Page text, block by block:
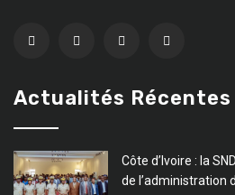
Actualités Récentes
Côte d’Ivoire : la
de l’administration